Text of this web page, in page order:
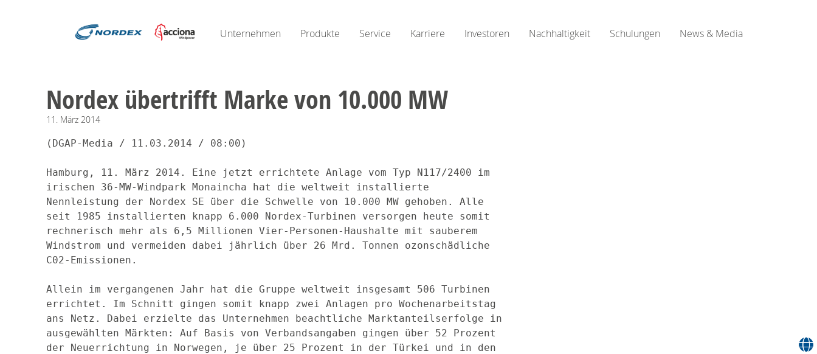
Unternehmen Produkte Service Karriere Investoren Nachhaltigkeit Schulungen News & Media
Nordex übertrifft Marke von 10.000 MW
11. März 2014
(DGAP-Media / 11.03.2014 / 08:00)
Hamburg, 11. März 2014. Eine jetzt errichtete Anlage vom Typ N117/2400 im
irischen 36-MW-Windpark Monaincha hat die weltweit installierte
Nennleistung der Nordex SE über die Schwelle von 10.000 MW gehoben. Alle
seit 1985 installierten knapp 6.000 Nordex-Turbinen versorgen heute somit
rechnerisch mehr als 6,5 Millionen Vier-Personen-Haushalte mit sauberem
Windstrom und vermeiden dabei jährlich über 26 Mrd. Tonnen ozonschädliche
C02-Emissionen.
Allein im vergangenen Jahr hat die Gruppe weltweit insgesamt 506 Turbinen
errichtet. Im Schnitt gingen somit knapp zwei Anlagen pro Wochenarbeitstag
ans Netz. Dabei erzielte das Unternehmen beachtliche Marktanteilserfolge in
ausgewählten Märkten: Auf Basis von Verbandsangaben gingen über 52 Prozent
der Neuerrichtung in Norwegen, je über 25 Prozent in der Türkei und in den